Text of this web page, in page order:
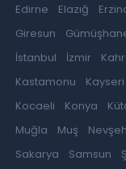
Edirne
Elazığ
Giresun
İstanbul
İzmir
Kastamonu
Kayseri
Kocaeli
Konya
Muğla
Muş
Sakarya
Samsun